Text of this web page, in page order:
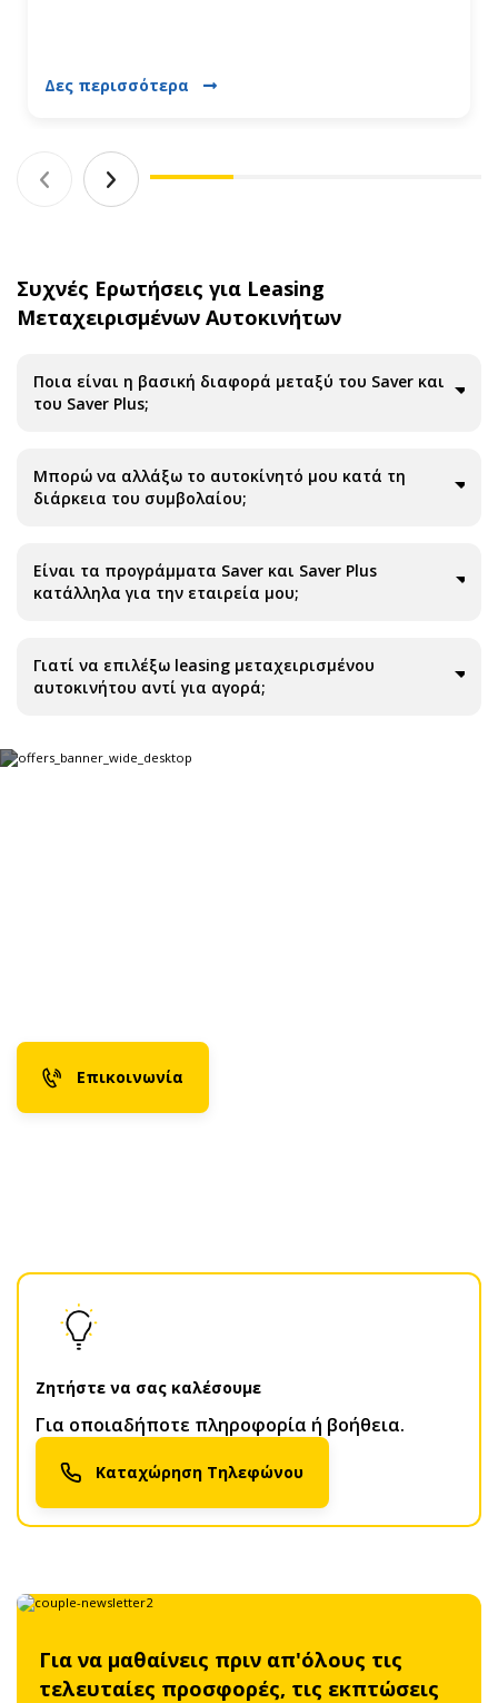
Δες περισσότερα
Συχνές Ερωτήσεις για Leasing
Μεταχειρισμένων Αυτοκινήτων
Ποια είναι η βασική διαφορά μεταξύ του Saver και
του Saver Plus;
Μπορώ να αλλάξω το αυτοκίνητό μου κατά τη
διάρκεια του συμβολαίου;
Είναι τα προγράμματα Saver και Saver Plus
κατάλληλα για την εταιρεία μου;
Γιατί να επιλέξω leasing μεταχειρισμένου
αυτοκινήτου αντί για αγορά;
Επικοινωνία
Ζητήστε να σας καλέσουμε
Για οποιαδήποτε πληροφορία ή βοήθεια.
Καταχώρηση Τηλεφώνου
Για να μαθαίνεις πριν απ'όλους τις
τελευταίες προσφορές, τις εκπτώσεις